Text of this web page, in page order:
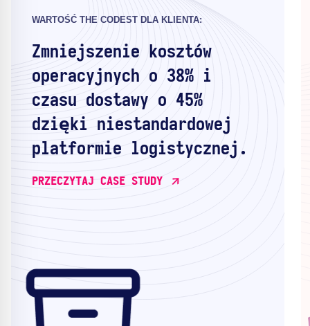
WARTOŚĆ THE CODEST DLA KLIENTA:
Zmniejszenie kosztów
operacyjnych o 38% i
czasu dostawy o 45%
dzięki niestandardowej
platformie logistycznej.
PRZECZYTAJ CASE STUDY